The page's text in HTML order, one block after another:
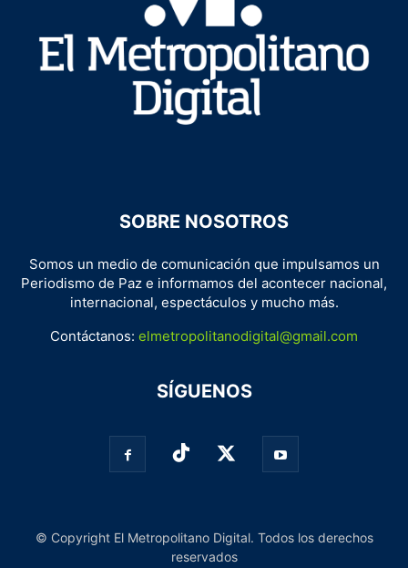
SOBRE NOSOTROS
Somos un medio de comunicación que impulsamos un
Periodismo de Paz e informamos del acontecer nacional,
internacional, espectáculos y mucho más.
Contáctanos: elmetropolitanodigital@gmail.com
SÍGUENOS
© Copyright El Metropolitano Digital. Todos los derechos
reservados